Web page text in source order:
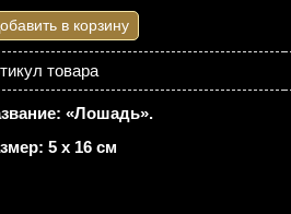
в корзину
товара
«Лошадь».
5 х 16 см